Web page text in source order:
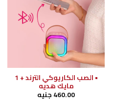
قائمة
الرغبات
• الصب الكاريوكي الترند + 1
مايك هديه
460.00جنيه